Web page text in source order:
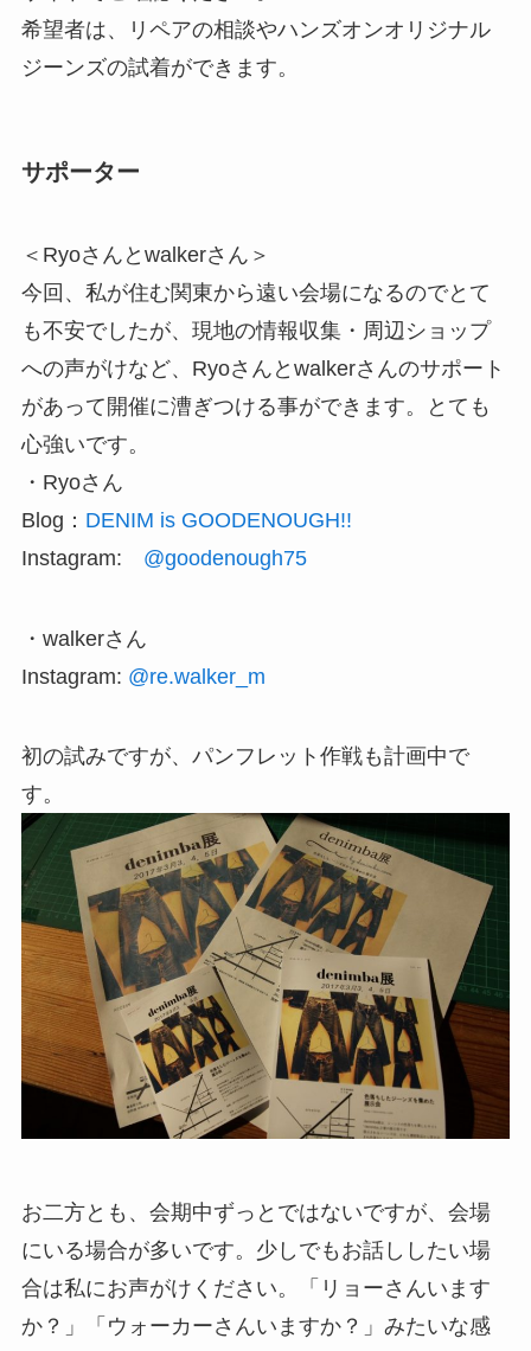
希望者は、リペアの相談やハンズオンオリジナル
ジーンズの試着ができます。
サポーター
＜Ryoさんとwalkerさん＞
今回、私が住む関東から遠い会場になるのでとて
も不安でしたが、現地の情報収集・周辺ショップ
への声がけなど、Ryoさんとwalkerさんのサポート
があって開催に漕ぎつける事ができます。とても
心強いです。
・Ryoさん
Blog： DENIM is GOODENOUGH!!
Instagram: @goodenough75
・walkerさん
Instagram: @re.walker_m
初の試みですが、パンフレット作戦も計画中で
す。
お二方とも、会期中ずっとではないですが、会場
にいる場合が多いです。少しでもお話ししたい場
合は私にお声がけください。「リョーさんいます
か？」「ウォーカーさんいますか？」みたいな感